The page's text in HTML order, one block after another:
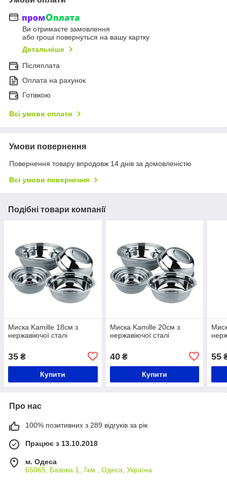
Ви отримаєте замовлення
або гроші повернуться на вашу картку
Детальніше
Післяплата
Оплата на рахунок
Готівкою
Всі умови оплати
Умови повернення
Повернення товару впродовж 14 днів за домовленістю
Всі умови повернення
Подібні товари компанії
Миска Kamille 18см з
нержавіючої сталі
35 ₴
Купити
Миска Kamille 20см з
нержавіючої сталі
40₴
Купити
55
Про нас
100% позитивних з 289 відгуків за рік
Працює з 13.10.2018
м. Одеса
65065, Базова 1, 7км , Одеса, Україна